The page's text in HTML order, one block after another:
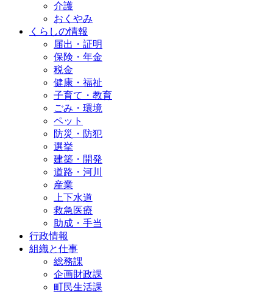
介護
おくやみ
くらしの情報
届出・証明
保険・年金
税金
健康・福祉
子育て・教育
ごみ・環境
ペット
防災・防犯
選挙
建築・開発
道路・河川
産業
上下水道
救急医療
助成・手当
行政情報
組織と仕事
総務課
企画財政課
町民生活課